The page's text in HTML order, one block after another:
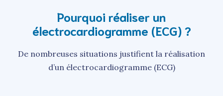
Pourquoi réaliser un
électrocardiogramme (ECG) ?
De nombreuses situations justifient la réalisation
d’un électrocardiogramme (ECG)